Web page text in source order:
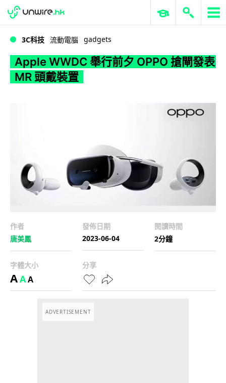
WWDC 2026 ERP 與商業 AI
3C科技 流動電腦 gadgets
Apple WWDC 舉行前夕 OPPO 搶閘發表
MR 頭戴裝置
作者
唐美鳳
發佈日期
2023-06-04
閱讀時間
2分鐘
字體大小
AAA
分享
ADVERTISEMENT